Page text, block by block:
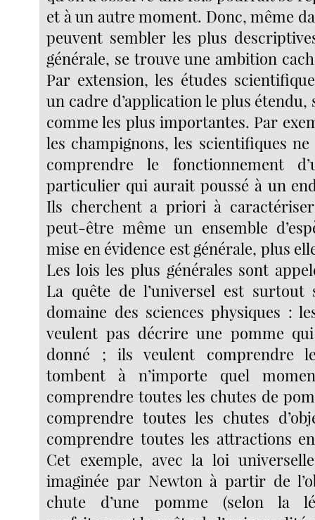
et à un autre moment. Donc, même
peuvent sembler les plus
générale, se trouve une ambition
Par extension, les études
un cadre d’application le plus étendu,
comme les plus importantes. Par
les champignons, les scientifiques
comprendre le fonctionnement
particulier qui aurait poussé à un
Ils cherchent a priori à
peut-être même un ensemble
mise en évidence est générale, plus
Les lois les plus générales sont
La quête de l’universel est surtout
domaine des sciences physiques :
veulent pas décrire une pomme
donné ; ils veulent comprendre
tombent à n’importe quel
comprendre toutes les chutes de
comprendre toutes les chutes
comprendre toutes les attractions
Cet exemple, avec la loi
imaginée par Newton à partir de
chute d’une pomme (selon la